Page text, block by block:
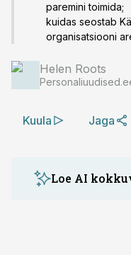
paremini toimida;
kuidas seostab
organisatsiooni
Helen Roots
Kuula Jaga
Loe AI